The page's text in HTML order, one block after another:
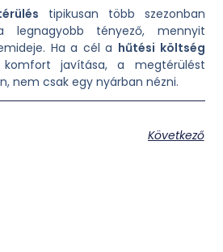
tipikusan több szezonban
legnagyobb tényező, mennyit
Ha a cél a hűtési költség
javítása, a megtérülést
nem csak egy nyárban nézni.
Következő